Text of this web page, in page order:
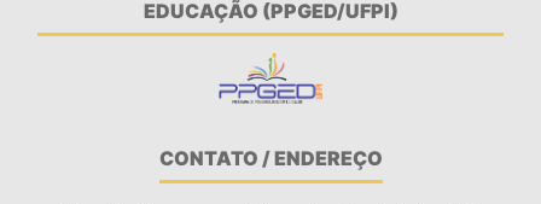
EDUCAÇÃO (PPGED/UFPI)
CONTATO / ENDEREÇO